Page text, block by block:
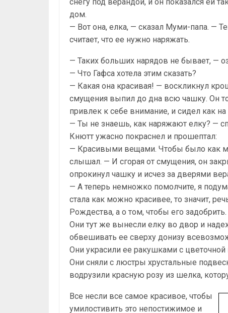
дом.
— Вот она, елка, — сказал Муми-папа. —
считает, что ее нужно наряжать.
— Таких больших нарядов не бывает, —
— Что Гафса хотела этим сказать?
— Какая она красивая! — воскликнул
смущения выпил до дна всю чашку. Он
привлек к себе внимание, и сидел как на
— Ты не знаешь, как наряжают елку? —
Кнютт ужасно покраснел и прошептал:
— Красивыми вещами. Чтобы было как
слышал. — И сгорая от смущения, он
опрокинул чашку и исчез за дверями
— А теперь немножко помолчите, я
стала как можно красивее, то значит,
Рождества, а о том, чтобы его
Они тут же вынесли елку во двор и
обвешивать ее сверху донизу
Они украсили ее ракушками с
Они сняли с люстры хрустальные
водрузили красную розу из шелка,
Все несли все самое красивое, чтобы
умилостивить это непостижимое и